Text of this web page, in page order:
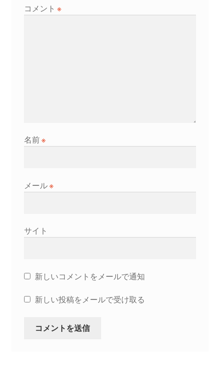
ョ
コメント ※
名前※
メール※
サイト
新しいコメントをメールで通知
新しい投稿をメールで受け取る